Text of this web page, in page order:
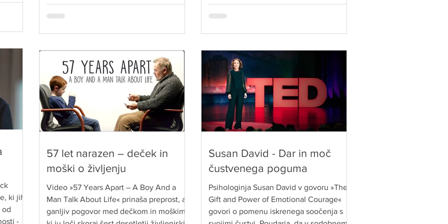
ustreza otrokom 21. stoletja.
strahove, želje in izzive.
ki jih
od
-
57 let narazen – deček in
moški o življenju
Video »57 Years Apart – A Boy And a
Man Talk About Life« prinaša preprost, a
ganljiv pogovor med dečkom in moškim,
Susan David - Dar in moč
čustvenega poguma
Psihologinja Susan David v govoru »The
Gift and Power of Emotional Courage«
govori o pomenu iskrenega soočenja s